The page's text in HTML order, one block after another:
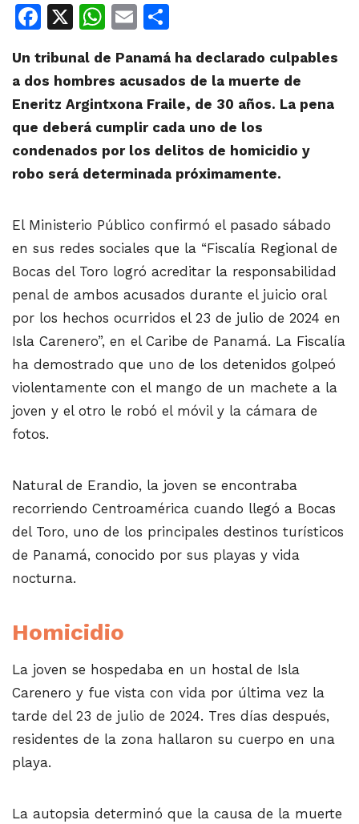
Facebook
X WhatsApp
Email
Un tribunal de Panamá ha declarado culpables
a dos hombres acusados de la muerte de
Eneritz Argintxona Fraile, de 30 años. La pena
que deberá cumplir cada uno de los
condenados por los delitos de homicidio y
robo será determinada próximamente.
El Ministerio Público confirmó el pasado sábado
en sus redes sociales que la “Fiscalía Regional de
Bocas del Toro logró acreditar la responsabilidad
penal de ambos acusados durante el juicio oral
por los hechos ocurridos el 23 de julio de 2024 en
Isla Carenero”, en el Caribe de Panamá. La Fiscalía
ha demostrado que uno de los detenidos golpeó
violentamente con el mango de un machete a la
joven y el otro le robó el móvil y la cámara de
fotos.
Natural de Erandio, la joven se encontraba
recorriendo Centroamérica cuando llegó a Bocas
del Toro, uno de los principales destinos turísticos
de Panamá, conocido por sus playas y vida
nocturna.
Homicidio
La joven se hospedaba en un hostal de Isla
Carenero y fue vista con vida por última vez la
tarde del 23 de julio de 2024. Tres días después,
residentes de la zona hallaron su cuerpo en una
playa.
La autopsia determinó que la causa de la muerte